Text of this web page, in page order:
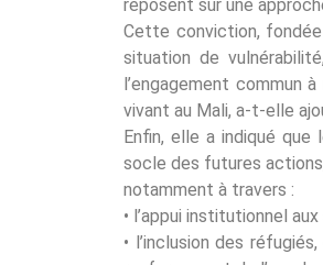
reposent sur une
Cette conviction,
situation de
l’engagement commun
vivant au Mali, a-t-elle
Enfin, elle a indiqué
socle des futures
notamment à travers :
• l’appui institutionnel
• l’inclusion des